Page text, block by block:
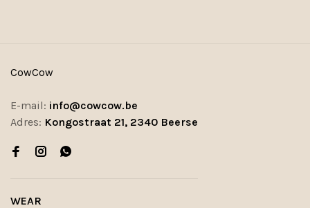
CowCow
E-mail: info@cowcow.be
Adres: Kongostraat 21, 2340 Beerse
WEAR